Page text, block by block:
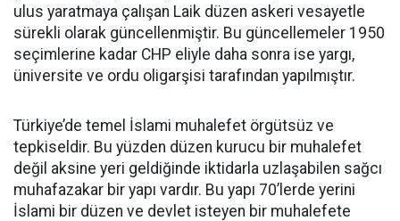
ulus yaratmaya çalışan Laik düzen askeri vesayetle
sürekli olarak güncellenmiştir. Bu güncellemeler 1950
seçimlerine kadar CHP eliyle daha sonra ise yargı,
üniversite ve ordu oligarşisi tarafından yapılmıştır.
Türkiye’de temel İslami muhalefet örgütsüz ve
tepkiseldir. Bu yüzden düzen kurucu bir muhalefet
değil aksine yeri geldiğinde iktidarla uzlaşabilen sağcı
muhafazakar bir yapı vardır. Bu yapı 70’lerde yerini
İslami bir düzen ve devlet isteyen bir muhalefete